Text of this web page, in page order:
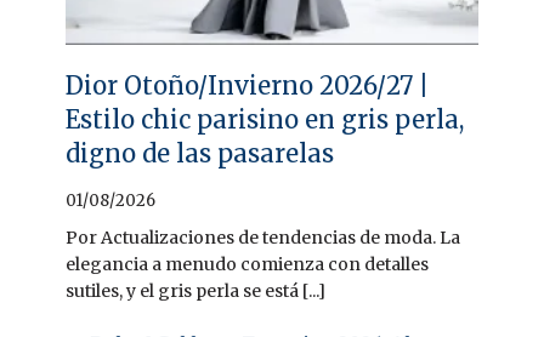
Dior Otoño/Invierno 2026/27 |
Estilo chic parisino en gris perla,
digno de las pasarelas
01/08/2026
Por Actualizaciones de tendencias de moda. La
elegancia a menudo comienza con detalles
sutiles, y el gris perla se está [...]